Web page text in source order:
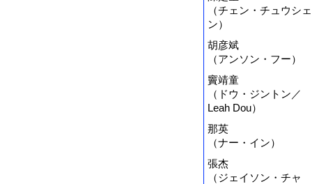
（チェン・チュウシェ
ン）
胡彦斌
（アンソン・フー）
竇靖童
（ドウ・ジントン／
Leah Dou）
那英
（ナー・イン）
張杰
（ジェイソン・チャ